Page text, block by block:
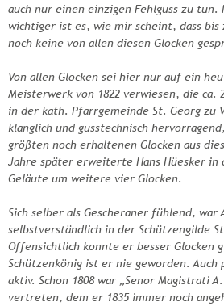
auch nur einen einzigen Fehlguss zu
wichtiger ist es, wie mir scheint, dass
noch keine von allen diesen Glocken
Von allen Glocken sei hier nur auf ein
Meisterwerk von 1822 verwiesen, die ca.
in der kath. Pfarrgemeinde St. Georg zu
klanglich und gusstechnisch
größten noch erhaltenen Glocken aus
Jahre später erweiterte Hans Hüesker in
Geläute um weitere vier Glocken.
Sich selber als Gescheraner fühlend, war
selbstverständlich in der Schützengilde
Offensichtlich konnte er besser Glocken
Schützenkönig ist er nie geworden. Auch
aktiv. Schon 1808 war „Senor Magistrati
vertreten, dem er 1835 immer noch